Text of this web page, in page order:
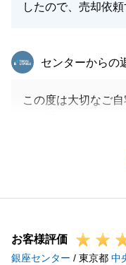
したので、売却依
東急リバブル
センターからの
この度は大切なご
かげで、良いご条
特に室内をとても
も喜んでいらっし
私自身も素晴らし
お客様評価
銀座センター / 東京都 中